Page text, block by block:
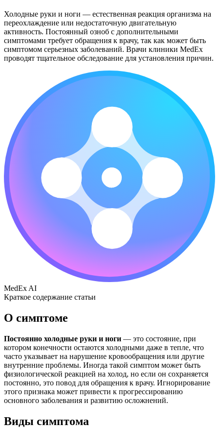
Холодные руки и ноги — естественная реакция организма на
переохлаждение или недостаточную двигательную
активность. Постоянный озноб с дополнительными
симптомами требует обращения к врачу, так как может быть
симптомом серьезных заболеваний. Врачи клиники MedEx
проводят тщательное обследование для установления причин.
MedEx AI
Краткое содержание статьи
О симптоме
Постоянно холодные руки и ноги — это состояние, при
котором конечности остаются холодными даже в тепле, что
часто указывает на нарушение кровообращения или другие
внутренние проблемы. Иногда такой симптом может быть
физиологической реакцией на холод, но если он сохраняется
постоянно, это повод для обращения к врачу. Игнорирование
этого признака может привести к прогрессированию
основного заболевания и развитию осложнений.
Виды симптома